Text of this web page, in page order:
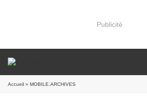
Publicité
Accueil » MOBILE.ARCHIVES